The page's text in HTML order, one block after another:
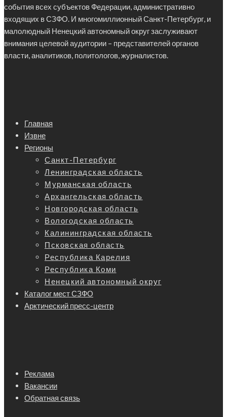
события всех субъектов Федерации, административно
входящих в СЗФО. И многомиллионный Санкт-Петербург, и
малолюдный Ненецкий автономный округ заслуживают
внимания целевой аудитории – представителей органов
власти, аналитиков, политологов, журналистов.
Главная
Извне
Регионы
Санкт-Петербург
Ленинградская область
Мурманская область
Архангельская область
Новгородская область
Вологодская область
Калининградская область
Псковская область
Республика Карелия
Республика Коми
Ненецкий автономный округ
Каталог мест СЗФО
Арктический пресс-центр
Реклама
Вакансии
Обратная связь